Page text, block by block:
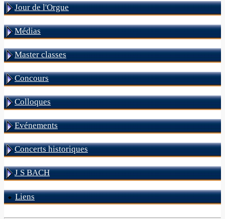
Jour de l'Orgue
Médias
Master classes
Concours
Colloques
Evénements
Concerts historiques
J S BACH
Liens